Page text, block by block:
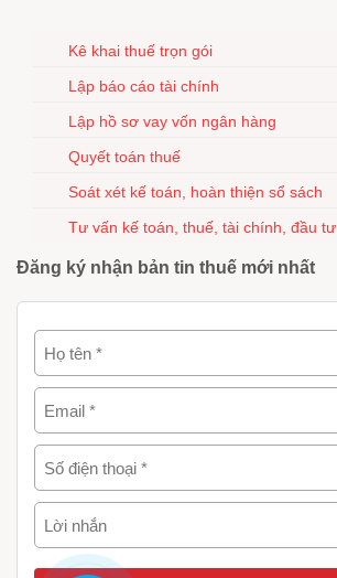
Kê khai thuế trọn gói
Lập báo cáo tài chính
Lập hồ sơ vay vốn ngân hàng
Quyết toán thuế
Soát xét kế toán, hoàn thiện sổ sách
Tư vấn kế toán, thuế, tài chính, đầu tư
Đăng ký nhận bản tin thuế mới nhất